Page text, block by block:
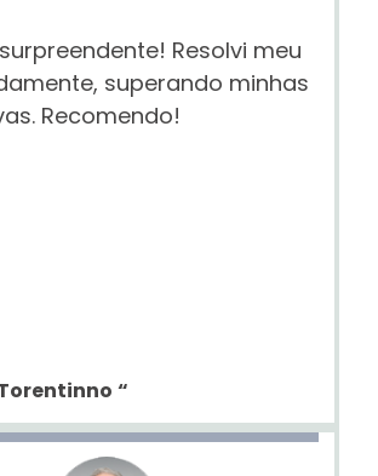
Resolvi meu
superando minhas
Recomendo!
“